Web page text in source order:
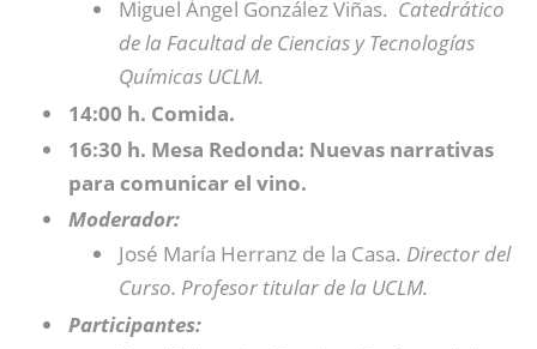
Miguel Ángel González Viñas. Catedrático
de la Facultad de Ciencias y Tecnologías
Químicas UCLM.
14:00 h. Comida.
16:30 h. Mesa Redonda: Nuevas narrativas
para comunicar el vino.
Moderador:
José María Herranz de la Casa. Director del
Curso. Profesor titular de la UCLM.
Participantes: